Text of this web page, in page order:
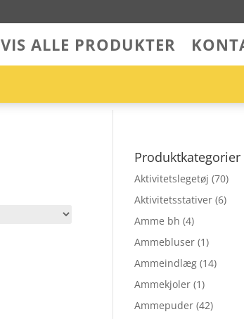
VIS ALLE PRODUKTER
Produktkategorier
Aktivitetslegetøj (70)
Aktivitetsstativer (6)
Amme bh (4)
Ammebluser (1)
Ammeindlæg (14)
Ammekjoler (1)
Ammepuder (42)